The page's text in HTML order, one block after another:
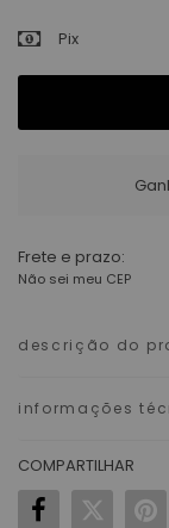
Pix
Frete e prazo:
Não sei meu CEP
descrição do
informações
COMPARTILHAR